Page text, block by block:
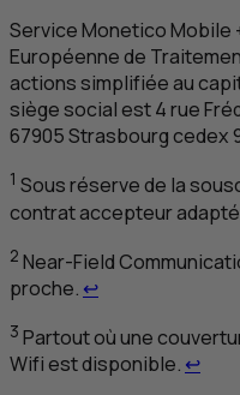
Service Monetico Mobile
Européenne de
actions simplifiée au
siège social est 4 rue
67905Strasbourg cedex
1 Sous réserve de la
contrat accepteur
2 Near-Field
proche. ↩Retour au renvoi
3 Partout où une
Wifi est disponible. ↩